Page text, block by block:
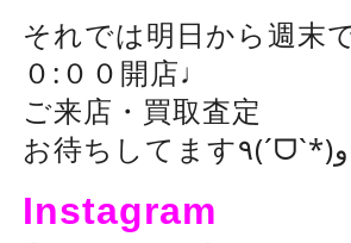
それでは明日から週末
０:００開店♩
ご来店・買取査定
お待ちしてます٩(ˊᗜˋ*)و
Instagram